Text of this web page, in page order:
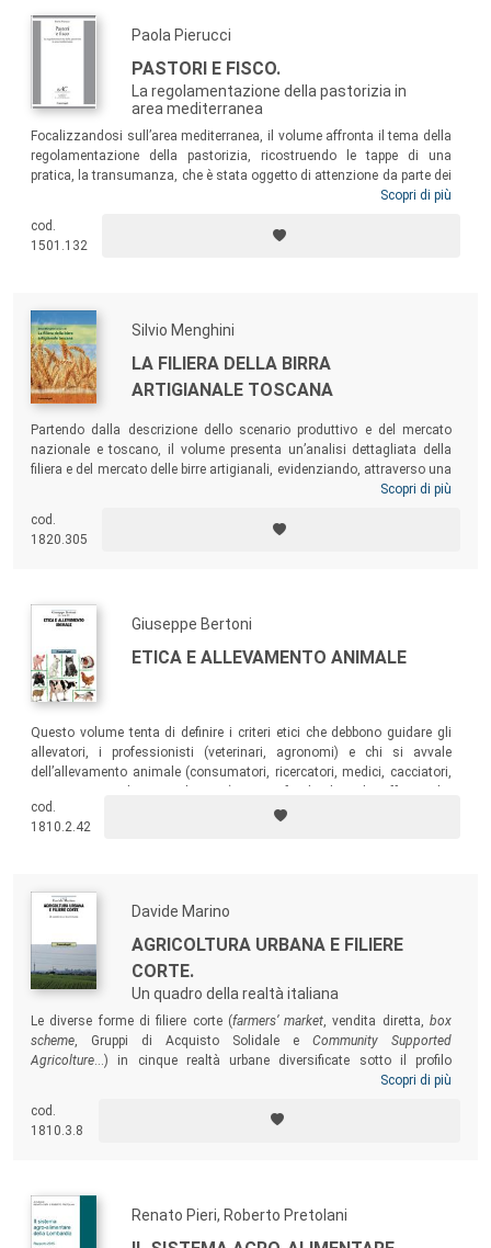
Paola Pierucci
PASTORI E FISCO.
La regolamentazione della pastorizia in
area mediterranea
Focalizzandosi sull’area mediterranea, il volume affronta il tema della
regolamentazione della pastorizia, ricostruendo le tappe di una
pratica, la transumanza, che è stata oggetto di attenzione da parte dei
sovrani sin dalla prima età moderna. L’imposizione sulla transumanza
raggiungeva una diffusione tale da renderne economicamente
conveniente lo sfruttamento da parte del ﬁsco.
Scopri di più
cod.
1501.132
Silvio Menghini
LA FILIERA DELLA BIRRA
ARTIGIANALE TOSCANA
Partendo dalla descrizione dello scenario produttivo e del mercato
nazionale e toscano, il volume presenta un’analisi dettagliata della
filiera e del mercato delle birre artigianali, evidenziando, attraverso una
rilevante attività di indagini dirette, i più importanti aspetti relativi
posizione dei prodotti rispetto alle preferenze dei consumatori, al fine
di individuare le potenzialità di sviluppo del settore di fronte alle
Scopri di più
cod.
1820.305
Giuseppe Bertoni
ETICA E ALLEVAMENTO ANIMALE
Questo volume tenta di definire i criteri etici che debbono guidare gli
allevatori, i professionisti (veterinari, agronomi) e chi si avvale
dell’allevamento animale (consumatori, ricercatori, medici, cacciatori,
l’allevamento animale ha sull’equilibrio dell’ecosistema e sull’affettività
di molte persone.
cod.
1810.2.42
Davide Marino
AGRICOLTURA URBANA E FILIERE
CORTE.
Un quadro della realtà italiana
Le diverse forme di filiere corte (farmers’ market, vendita diretta,box
scheme, Gruppi di Acquisto Solidale e Community Supported
Agricolture…) in cinque realtà urbane diversificate sotto il profilo
territoriale. Dopo un quadro iniziale sulle relazioni che interessano i
sperimentale per valutare la sostenibilità (ambientale, sociale ed
economica) dei processi di produzione e consumo alla base di queste
Scopri di più
cod.
1810.3.8
Renato Pieri, Roberto Pretolani